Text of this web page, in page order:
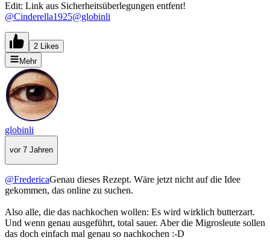
Edit: Link aus Sicherheitsüberlegungen entfent!
@Cinderella1925@globinli
2 Likes
Mehr
globinli
vor 7 Jahren
@FredericaGenau dieses Rezept. Wäre jetzt nicht auf die Idee
gekommen, das online zu suchen.
Also alle, die das nachkochen wollen: Es wird wirklich butterzart.
Und wenn genau ausgeführt, total sauer. Aber die Migrosleute sollen
das doch einfach mal genau so nachkochen :-D